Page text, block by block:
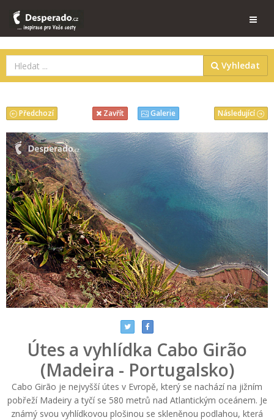
Vyhledat
Následující
Předchozí Zavřít Galerie
Útes a vyhlídka Cabo Girão
(Madeira - Portugalsko)
Cabo Girão je nejvyšší útes v Evropě, který se nachází na jižním
pobřeží Madeiry a tyčí se 580 metrů nad Atlantickým oceánem. Je
známý svou vyhlídkovou plošinou se skleněnou podlahou, která